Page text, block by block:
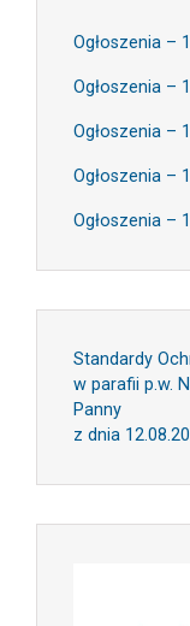
Ogłoszenia –
Ogłoszenia –
Ogłoszenia –
Ogłoszenia –
Ogłoszenia –
Standardy
w parafii p.w.
Panny
z dnia